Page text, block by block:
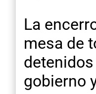
La
mesa de
gobierno